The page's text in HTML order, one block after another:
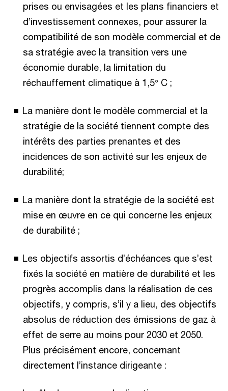
prises ou envisagées et les plans financiers et
d’investissement connexes, pour assurer la
compatibilité de son modèle commercial et de
sa stratégie avec la transition vers une
économie durable, la limitation du
réchauffement climatique à 1,5° C ;
La manière dont le modèle commercial et la
stratégie de la société tiennent compte des
intérêts des parties prenantes et des
incidences de son activité sur les enjeux de
durabilité;
La manière dont la stratégie de la société est
mise en œuvre en ce qui concerne les enjeux
de durabilité ;
Les objectifs assortis d’échéances que s’est
fixés la société en matière de durabilité et les
progrès accomplis dans la réalisation de ces
objectifs, y compris, s’il y a lieu, des objectifs
absolus de réduction des émissions de gaz à
effet de serre au moins pour 2030 et 2050.
Plus précisément encore, concernant
directement l’instance dirigeante :